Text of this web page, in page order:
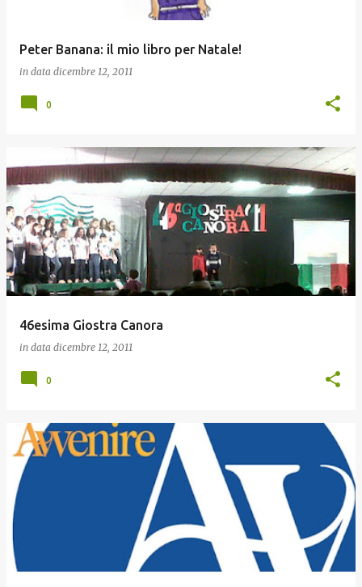
Peter Banana: il mio libro per Natale!
in data dicembre 12, 2011
0
46esima Giostra Canora
in data dicembre 12, 2011
0